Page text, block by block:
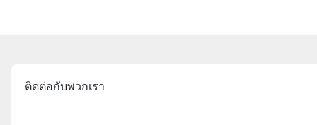
ติดต่อกับพวกเรา